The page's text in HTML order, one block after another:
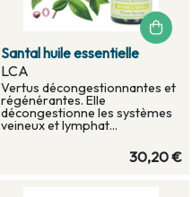
Santal huile essentielle
LCA
Vertus décongestionnantes et
régénérantes. Elle
décongestionne les systèmes
veineux et lymphat...
30,20 €